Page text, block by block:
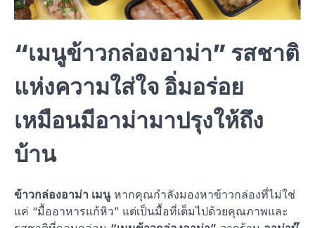
“เมนูข้าวกล่องอาม่า” รสชาติ
แห่งความใส่ใจ อิ่มอร่อย
เหมือนมีอาม่ามาปรุงให้ถึง
บ้าน
ข้าวกล่องอาม่า เมนูหากคุณกำลังมองหาข้าวกล่องที่ไม่ใช่
แค่ “มื้ออาหารแก้หิว” แต่เป็นมื้อที่เต็มไปด้วยคุณภาพและ